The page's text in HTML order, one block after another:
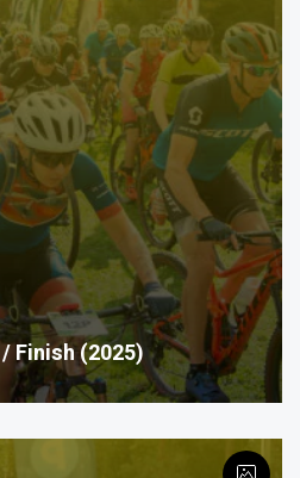
Finish (2025)